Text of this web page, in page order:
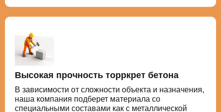
Высокая прочность торркрет бетона
В зависимости от сложности объекта и назначения,
наша компания подберет материала со
специальными составами как с металлической